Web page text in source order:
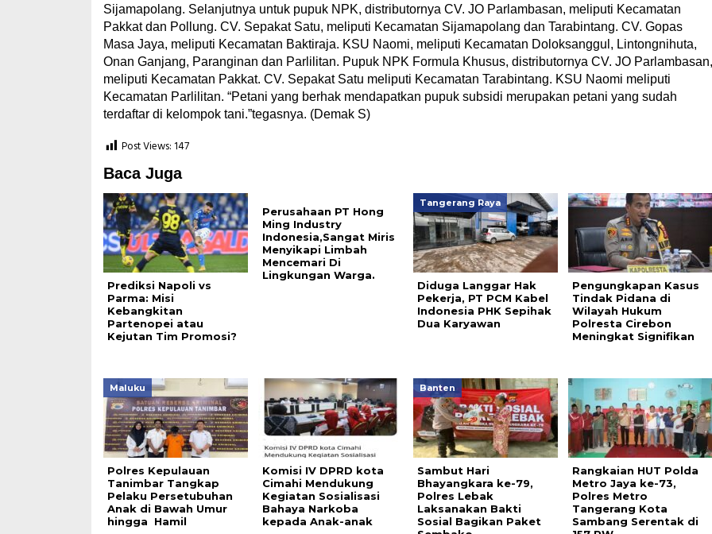
Sijamapolang. Selanjutnya untuk pupuk NPK, distributornya CV. JO Parlambasan, meliputi Kecamatan
Pakkat dan Pollung. CV. Sepakat Satu, meliputi Kecamatan Sijamapolang dan Tarabintang. CV. Gopas
Masa Jaya, meliputi Kecamatan Baktiraja. KSU Naomi, meliputi Kecamatan Doloksanggul, Lintongnihuta,
Onan Ganjang, Paranginan dan Parlilitan. Pupuk NPK Formula Khusus, distributornya CV. JO Parlambasan,
meliputi Kecamatan Pakkat. CV. Sepakat Satu meliputi Kecamatan Tarabintang. KSU Naomi meliputi
Kecamatan Parlilitan. “Petani yang berhak mendapatkan pupuk subsidi merupakan petani yang sudah
terdaftar di kelompok tani.”tegasnya. (Demak S)
Post Views: 147
Baca Juga
Prediksi Napoli vs
Parma: Misi
Kebangkitan
Partenopei atau
Kejutan Tim Promosi?
Perusahaan PT Hong
Ming Industry
Indonesia,Sangat Miris
Menyikapi Limbah
Mencemari Di
Lingkungan Warga.
Tangerang Raya
Diduga Langgar Hak
Pekerja, PT PCM Kabel
Indonesia PHK Sepihak
Dua Karyawan
Pengungkapan Kasus
Tindak Pidana di
Wilayah Hukum
Polresta Cirebon
Meningkat Signifikan
Maluku
Polres Kepulauan
Tanimbar Tangkap
Pelaku Persetubuhan
Anak di Bawah Umur
hingga Hamil
Komisi IV DPRD kota
Cimahi Mendukung
Kegiatan Sosialisasi
Bahaya Narkoba
kepada Anak-anak
Banten
Sambut Hari
Bhayangkara ke-79,
Polres Lebak
Laksanakan Bakti
Sosial Bagikan Paket
Rangkaian HUT Polda
Metro Jaya ke-73,
Polres Metro
Tangerang Kota
Sambang Serentak di